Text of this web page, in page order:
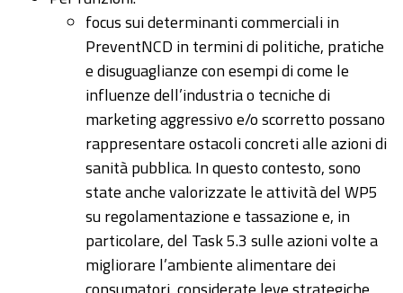
focus sui determinanti commerciali in
PreventNCD in termini di politiche, pratiche
e disuguaglianze con esempi di come le
influenze dell’industria o tecniche di
marketing aggressivo e/o scorretto possano
rappresentare ostacoli concreti alle azioni di
sanità pubblica. In questo contesto, sono
state anche valorizzate le attività del WP5
su regolamentazione e tassazione e, in
particolare, del Task 5.3 sulle azioni volte a
migliorare l’ambiente alimentare dei